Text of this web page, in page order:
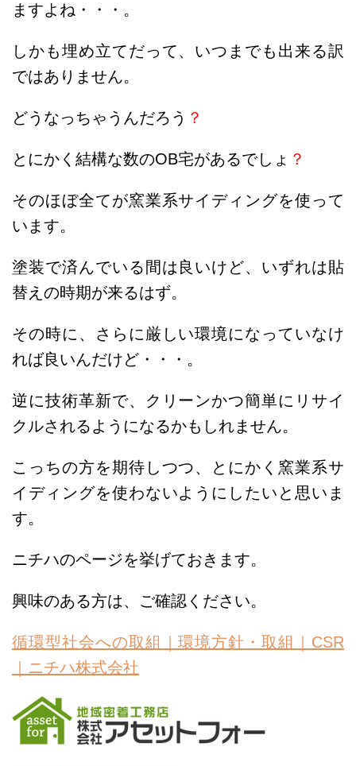
ますよね・・・。
しかも埋め立てだって、いつまでも出来る訳
ではありません。
どうなっちゃうんだろう ？
とにかく結構な数のOB宅があるでしょ ？
そのほぼ全てが窯業系サイディングを使って
います。
塗装で済んでいる間は良いけど、いずれは貼
替えの時期が来るはず。
その時に、さらに厳しい環境になっていなけ
れば良いんだけど・・・。
逆に技術革新で、クリーンかつ簡単にリサイ
クルされるようになるかもしれません。
こっちの方を期待しつつ、とにかく窯業系サ
イディングを使わないようにしたいと思いま
す。
ニチハのページを挙げておきます。
興味のある方は、ご確認ください。
循環型社会への取組｜環境方針・取組｜CSR
｜ニチハ株式会社